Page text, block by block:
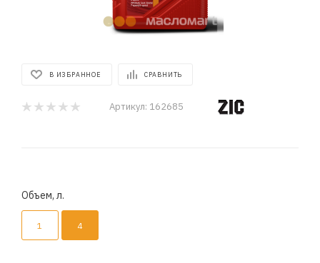
В ИЗБРАННОЕ СРАВНИТЬ
Артикул: 162685
Объем, л.
1 4